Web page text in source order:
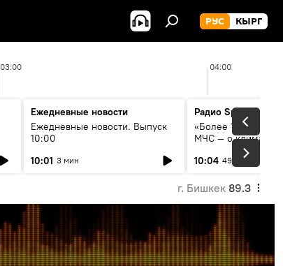
РУС КЫРГ
03:00 04:00
Ежедневные новости
Ежедневные новости. Выпуск
10:00
10:01 3 мин
Радио Sputnik
«Более 1200 сёл в
МЧС — о климате,
системе
населения
10:04 49 мин
г. Бишкек 89.3